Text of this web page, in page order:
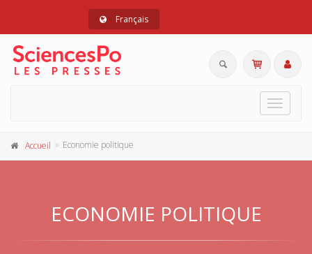
Français
Toggle
Accueil Economie politique
ECONOMIE POLITIQUE